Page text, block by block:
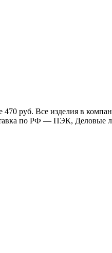
руб. Все изделия в
по РФ — ПЭК,